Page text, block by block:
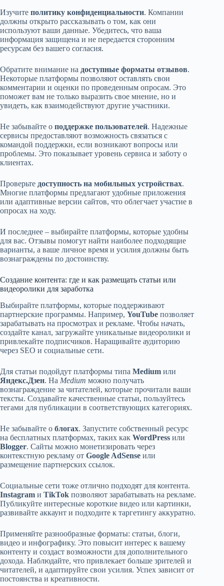
Изучите политику конфиденциальности. Компании
должны открыто рассказывать о том, как они
используют ваши данные. Убедитесь, что ваша
информация защищена и не передается сторонним
ресурсам без вашего согласия.
Обратите внимание на доступные форматы отзывов.
Некоторые платформы позволяют оставлять свои
комментарии и оценки по проведенным опросам. Это
поможет вам не только выразить свое мнение, но и
увидеть, как взаимодействуют другие участники.
Не забывайте о поддержке пользователей. Надежные
сервисы предоставляют возможность связаться с
командой поддержки, если возникают вопросы или
проблемы. Это показывает уровень сервиса и заботу о
клиентах.
Проверьте доступность на мобильных устройствах.
Многие платформы предлагают удобные приложения
или адаптивные версии сайтов, что облегчает участие в
опросах на ходу.
И последнее – выбирайте платформы, которые удобны
для вас. Отзывы помогут найти наиболее подходящие
варианты, а ваше личное время и усилия должны быть
вознаграждены по достоинству.
Создание контента: где и как размещать статьи или
видеоролики для заработка
Выбирайте платформы, которые поддерживают
партнерские программы. Например, YouTube позволяет
зарабатывать на просмотрах и рекламе. Чтобы начать,
создайте канал, загружайте уникальные видеоролики и
привлекайте подписчиков. Наращивайте аудиторию
через SEO и социальные сети.
Для статьи подойдут платформы типа Medium или
Яндекс.Дзен. На Medium можно получать
вознаграждение за читателей, которые прочитали ваши
тексты. Создавайте качественные статьи, пользуйтесь
тегами для публикации в соответствующих категориях.
Не забывайте о блогах. Запустите собственный ресурс
на бесплатных платформах, таких как WordPress или
Blogger. Сайты можно монетизировать через
контекстную рекламу от Google AdSense или
размещение партнерских ссылок.
Социальные сети тоже отлично подходят для контента.
Instagram и TikTok позволяют зарабатывать на рекламе.
Публикуйте интересные короткие видео или картинки,
развивайте аккаунт и подходите к таргетингу аккуратно.
Применяйте разнообразные форматы: статьи, блоги,
видео и инфографику. Это повысит интерес к вашему
контенту и создаст возможности для дополнительного
дохода. Наблюдайте, что привлекает больше зрителей и
читателей, и адаптируйте свои усилия. Успех зависит от
постоянства и креативности.